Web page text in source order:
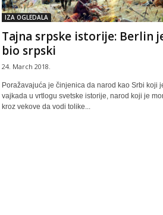
IZA OGLEDALA
Tajna srpske istorije: Berlin
bio srpski
24. March 2018.
Poražavajuća je činjenica da narod kao Srbi koji
vajkada u vrtlogu svetske istorije, narod koji je
kroz vekove da vodi tolike...